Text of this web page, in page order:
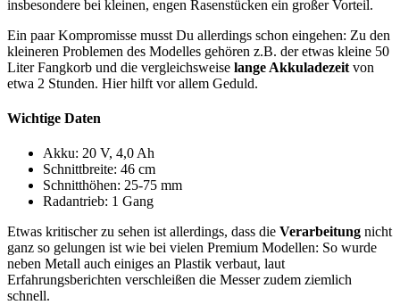
insbesondere bei kleinen, engen Rasenstücken ein großer Vorteil.
Ein paar Kompromisse musst Du allerdings schon eingehen: Zu den
kleineren Problemen des Modelles gehören z.B. der etwas kleine 50
Liter Fangkorb und die vergleichsweise lange Akkuladezeit von
etwa 2 Stunden. Hier hilft vor allem Geduld.
Wichtige Daten
Akku: 20 V, 4,0 Ah
Schnittbreite: 46 cm
Schnitthöhen: 25-75 mm
Radantrieb: 1 Gang
Etwas kritischer zu sehen ist allerdings, dass die Verarbeitung nicht
ganz so gelungen ist wie bei vielen Premium Modellen: So wurde
neben Metall auch einiges an Plastik verbaut, laut
Erfahrungsberichten verschleißen die Messer zudem ziemlich
schnell.